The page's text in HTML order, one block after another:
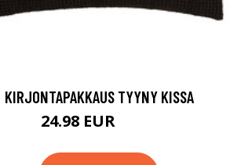
KIRJONTAPAKKAUS TYYNY KISSA
24.98 EUR